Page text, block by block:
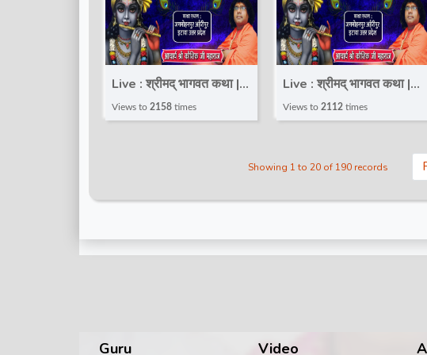
Live : श्रीमद् भागवत कथा |
Day 5 | आचार्य कौशिक जी
Views to 2158 times
Live : श्रीमद् भागवत कथा |
Day 4 | आचार्य कौशिक जी
Pradesh
Views to2112 times
Showing 1 to 20 of 190 records
Guru Video